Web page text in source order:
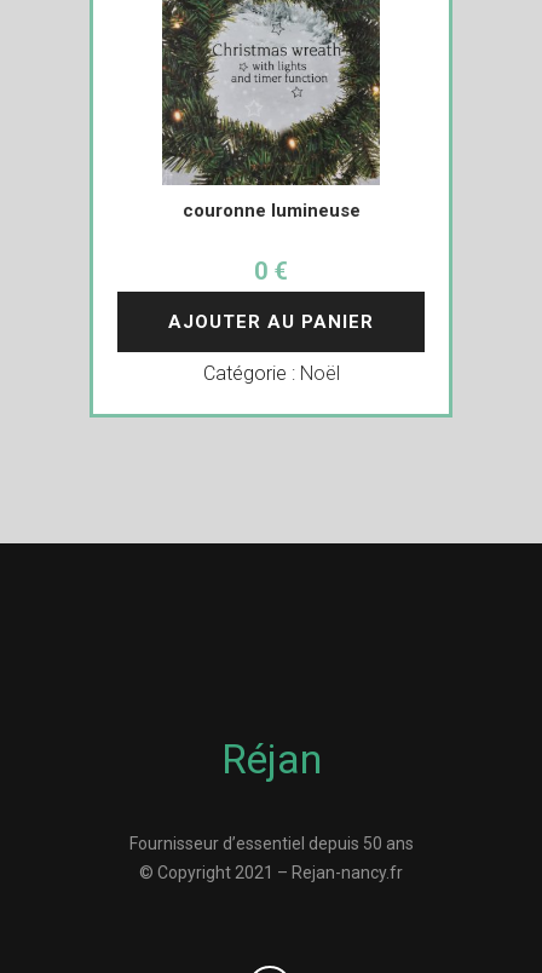
couronne lumineuse
0 €
AJOUTER AU PANIER
Catégorie : Noël
Réjan
Fournisseur d’essentiel depuis 50 ans
© Copyright 2021 – Rejan-nancy.fr